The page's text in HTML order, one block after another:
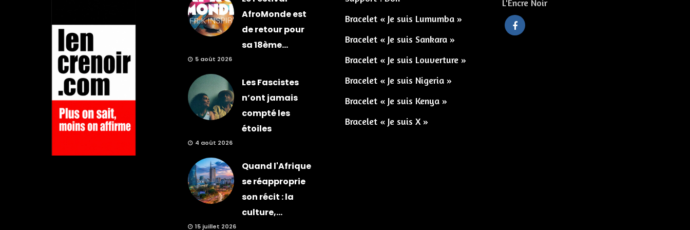
AfroMonde est
de retour pour
sa 18ème...
5 août 2026
Les Fascistes
n’ont jamais
compté les
étoiles
4 août 2026
Quand l'Afrique
se réapproprie
son récit : la
culture,...
15 juillet 2026
Bracelet « Je suis Lumumba »
Bracelet « Je suis Sankara »
Bracelet « Je suis Louverture »
Bracelet « Je suis Nigeria »
Bracelet « Je suis Kenya »
Bracelet « Je suis X »
L'Encre Noir